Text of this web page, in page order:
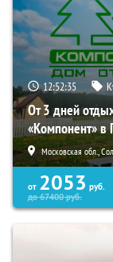
12:52:34
От 3 дней
«Компонент» в
Московская обл.,
от 2053 руб.
до67400руб.